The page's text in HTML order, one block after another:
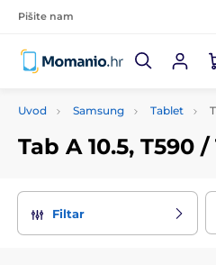
Pišite nam
Uvod Samsung Tablet
Tab A 10.5, T590 /
Filtar